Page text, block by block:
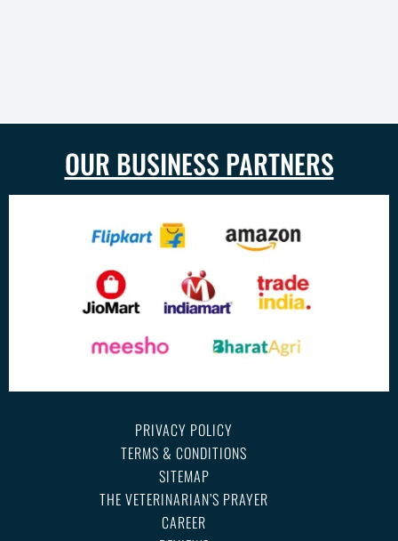
OUR BUSINESS PARTNERS
PRIVACY POLICY
TERMS & CONDITIONS
SITEMAP
THE VETERINARIAN’S PRAYER
CAREER